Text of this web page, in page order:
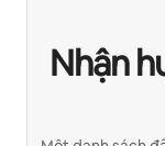
Nhận